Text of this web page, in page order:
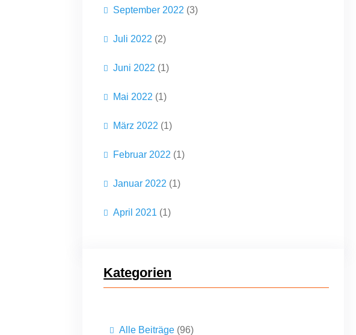
September 2022 (3)
Juli 2022 (2)
Juni 2022 (1)
Mai 2022 (1)
März 2022 (1)
Februar 2022 (1)
Januar 2022 (1)
April 2021 (1)
Kategorien
Alle Beiträge (96)